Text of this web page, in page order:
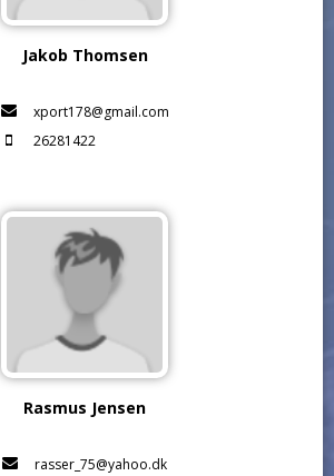
Jakob Thomsen
xport178@gmail.com
26281422
Rasmus Jensen
rasser_75@yahoo.dk